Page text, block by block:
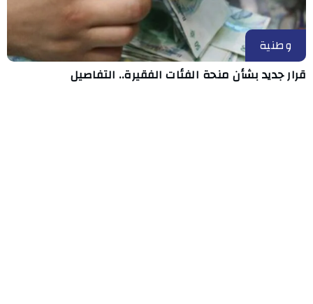
وطنية
قرار جديد بشأن منحة الفئات الفقيرة.. التفاصيل